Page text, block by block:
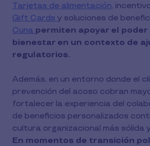
Tarjetas de alimentación,
Gift Cards y soluciones de
Cuna permiten apoyar el poder
bienestar en un contexto de
regulatorios.
Además, en un entorno donde el
prevención del acoso cobran
fortalecer la experiencia del
de beneficios personalizados
cultura organizacional más sólida
En momentos de transición